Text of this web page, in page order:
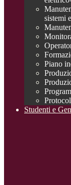
sistemi
Piano
Studenti e